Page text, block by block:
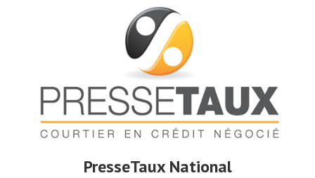
PresseTaux National